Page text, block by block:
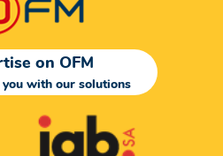
on OFM
you with our solutions